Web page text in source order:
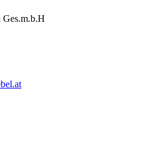
Ges.m.b.H